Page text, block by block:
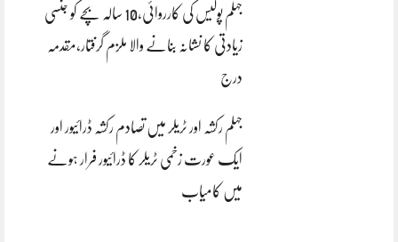
جہلم پولیس کی کارروائی،10 سالہ بچے کو جنسی
زیادتی کا نشانہ بنانے والا ملزم گرفتار،مقدمہ
درج
جہلم رکشہ اور ٹریلر میں تصادم رکشہ ڈرائیور اور
ایک عورت زخمی ٹریلر کا ڈرائیور فرار ہونے
میں کامیاب